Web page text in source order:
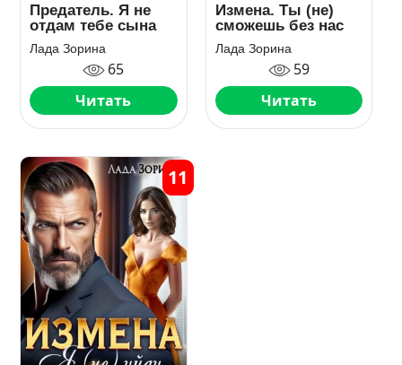
Предатель. Я не
отдам тебе сына
Лада Зорина
65
Читать
Измена. Ты (не)
сможешь без нас
Лада Зорина
59
Читать
11